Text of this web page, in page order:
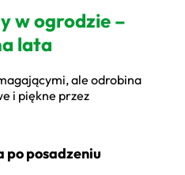
w ogrodzie –
lata
ale odrobina
i piękne przez
po posadzeniu